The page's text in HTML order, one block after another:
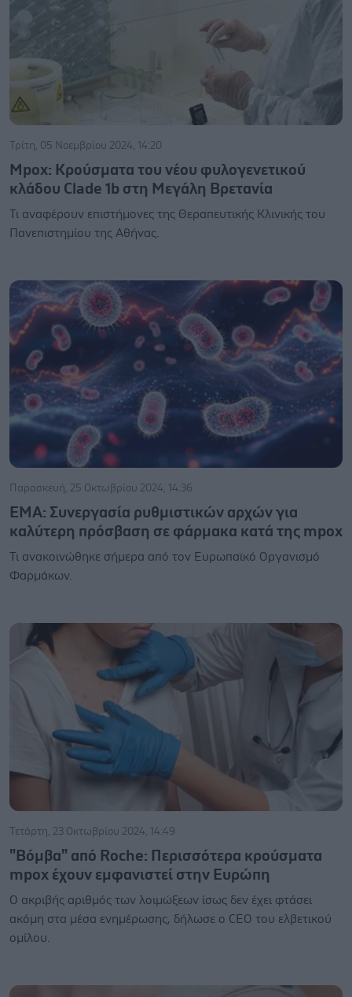
Τρίτη, 05 Νοεμβρίου 2024, 14:20
Mpox: Κρούσματα του νέου φυλογενετικού
κλάδου Clade 1b στη Μεγάλη Βρετανία
Τι αναφέρουν επιστήμονες της Θεραπευτικής Κλινικής του
Πανεπιστημίου της Αθήνας.
Παρασκευή, 25 Οκτωβρίου 2024, 14:36
ΕΜΑ: Συνεργασία ρυθμιστικών αρχών για
καλύτερη πρόσβαση σε φάρμακα κατά της mpox
Τι ανακοινώθηκε σήμερα από τον Ευρωπαϊκό Οργανισμό
Φαρμάκων.
Τετάρτη, 23 Οκτωβρίου 2024, 14:49
"Βόμβα" από Roche: Περισσότερα κρούσματα
mpox έχουν εμφανιστεί στην Ευρώπη
Ο ακριβής αριθμός των λοιμώξεων ίσως δεν έχει φτάσει
ακόμη στα μέσα ενημέρωσης, δήλωσε ο CEO του ελβετικού
ομίλου.